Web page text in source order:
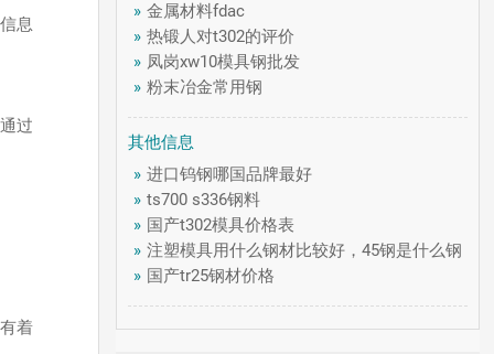
息
过
着
» 金属材料fdac
» 热锻人对t302的评价
» 凤岗xw10模具钢批发
» 粉末冶金常用钢
其他信息
» 进口钨钢哪国品牌最好
» ts700 s336钢料
» 国产t302模具价格表
» 注塑模具用什么钢材比较好，45钢是什么钢
» 国产tr25钢材价格